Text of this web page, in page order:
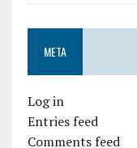
META
Log in
Entries feed
Comments feed